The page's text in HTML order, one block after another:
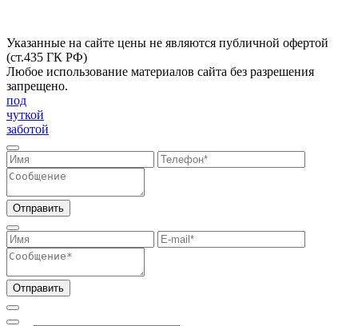
Указанные на сайте цены не являются публичной офертой
(ст.435 ГК РФ)
Любое использование материалов сайта без разрешения
запрещено.
под
чуткой
заботой
Отправить
Отправить